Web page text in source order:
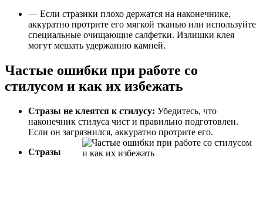
— Если стразики плохо держатся на наконечнике,
аккуратно протрите его мягкой тканью или используйте
специальные очищающие салфетки. Излишки клея
могут мешать удержанию камней.
Частые ошибки при работе со
стилусом и как их избежать
Стразы не клеятся к стилусу: Убедитесь, что
наконечник стилуса чист и правильно подготовлен.
Если он загрязнился, аккуратно протрите его.
Стразы